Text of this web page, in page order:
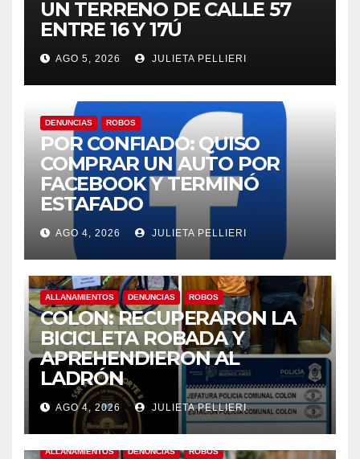
UN TERRENO DE CALLE 57
ENTRE 16 Y 17Ú
AGO 5, 2026 JULIETA PELLIERI
DENUNCIAS ROBOS
POR CONFIADO: QUISO
COMPRAR UN AUTO POR
FACEBOOK Y TERMINÓ
ESTAFADO
AGO 4, 2026 JULIETA PELLIERI
ALLANAMIENTOS DENUNCIAS ROBOS
COLON: RECUPERARON LA
BICICLETA ROBADA Y
APREHENDIERON AL
LADRÓN
AGO 4, 2026 JULIETA PELLIERI
ALLANAMIENTOS DENUNCIAS ROBOS